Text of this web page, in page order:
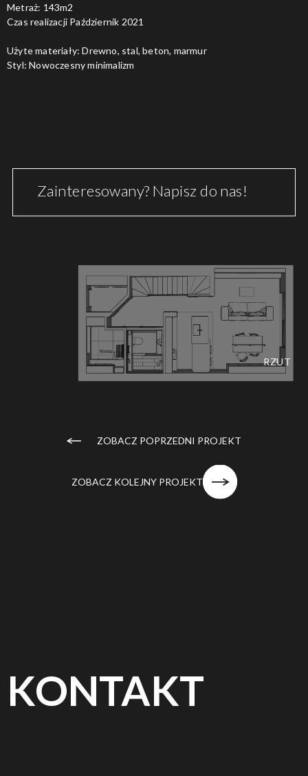
Metraż: 143m2
Czas realizacji Październik 2021
Użyte materiały: Drewno, stal, beton, marmur
Styl: Nowoczesny minimalizm
Zainteresowany? Napisz do nas!
RZUT
ZOBACZ POPRZEDNI PROJEKT
ZOBACZ KOLEJNY PROJEKT
KONTAKT